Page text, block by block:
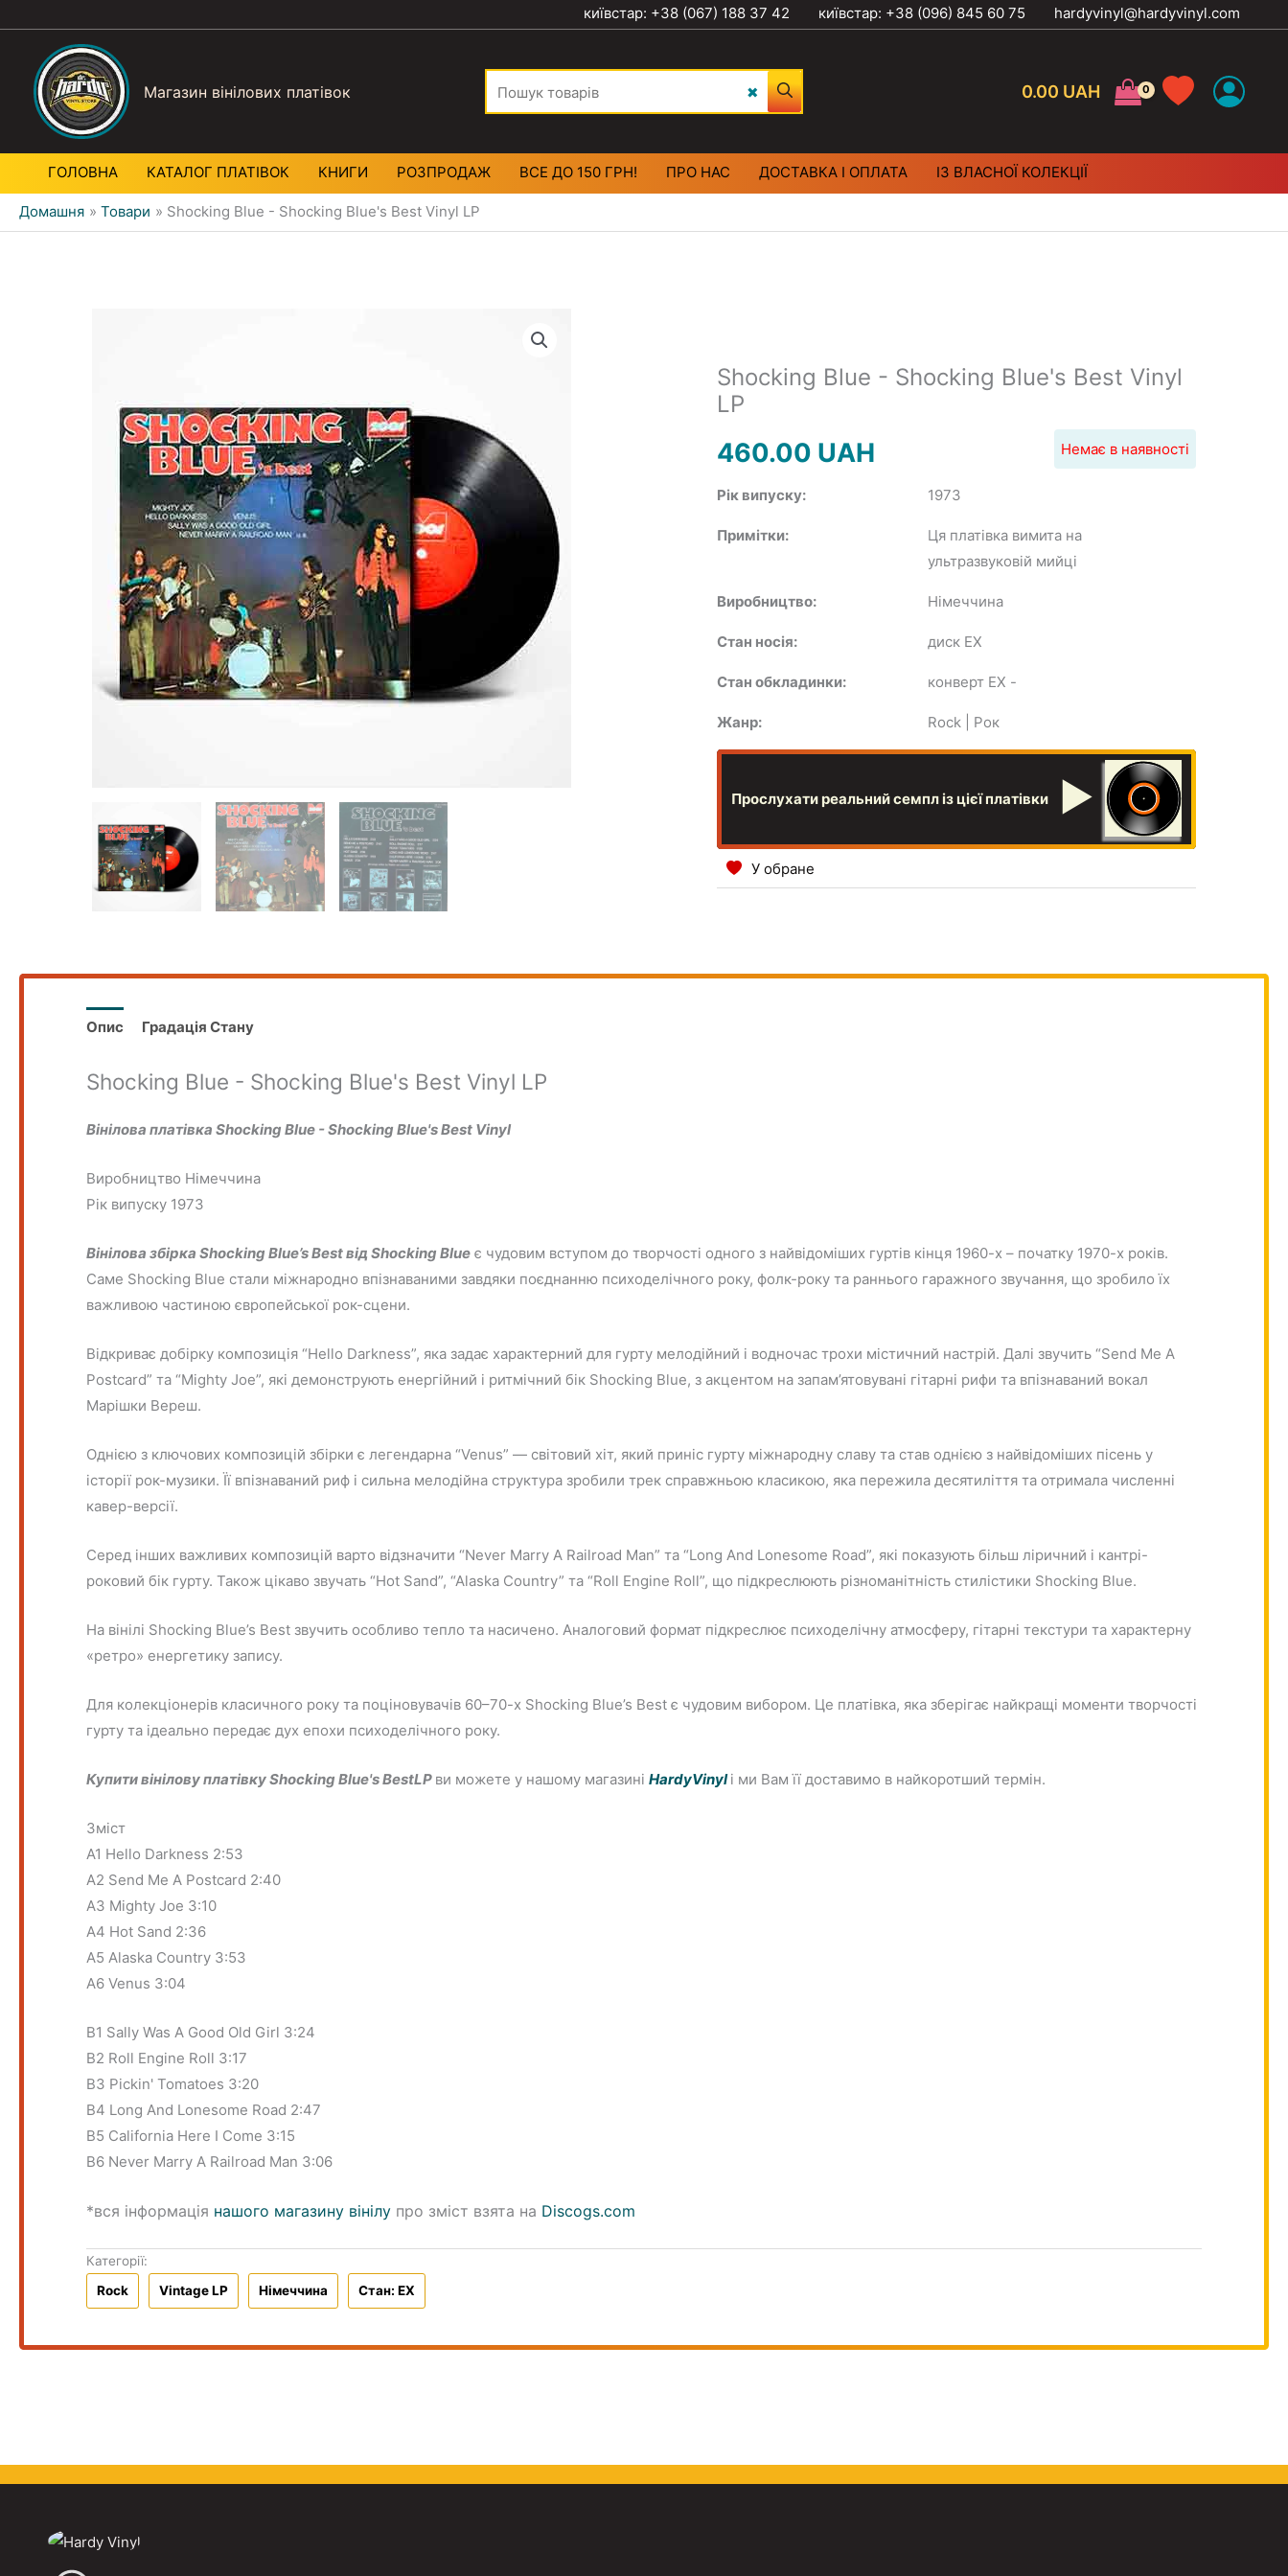
київстар: +38 (067) 188 37 42 київстар: +38 (096) 845 60 75 hardyvinyl@hardyvinyl.com
Магазин вінілових платівок 0.00 UAH
ГОЛОВНА КАТАЛОГ ПЛАТIВОК КНИГИ РОЗПРОДАЖ ВСЕ ДО 150 ГРН! ПРО НАС ДОСТАВКА І ОПЛАТА ІЗ ВЛАСНОЇ КОЛЕКЦІЇ
Домашня Товари Shocking Blue - Shocking Blue's Best Vinyl LP
Shocking Blue - Shocking Blue's Best Vinyl
LP
460.00 UAH Немає в наявності
Рік випуску: 1973
Примітки:
Ця платівка вимита на
ультразвуковій мийці
Виробництво: Німеччина
Стан носія: диск EX
Стан обкладинки: конверт EX -
Жанр: Rock | Рок
Прослухати реальний семпл із цієї платівки ▶
У обране
Опис Градація Стану
Shocking Blue - Shocking Blue's Best Vinyl LP
Вінілова платівка Shocking Blue - Shocking Blue's Best Vinyl
Виробництво Німеччина
Рік випуску 1973
Вінілова збірка Shocking Blue’s Best від Shocking Blue є чудовим вступом до творчості одного з найвідоміших гуртів кінця 1960-х – початку 1970-х років.
Саме Shocking Blue стали міжнародно впізнаваними завдяки поєднанню психоделічного року, фолк-року та раннього гаражного звучання, що зробило їх
важливою частиною європейської рок-сцени.
Відкриває добірку композиція “Hello Darkness”, яка задає характерний для гурту мелодійний і водночас трохи містичний настрій. Далі звучить “Send Me A
Postcard” та “Mighty Joe”, які демонструють енергійний і ритмічний бік Shocking Blue, з акцентом на запам’ятовувані гітарні рифи та впізнаваний вокал
Марішки Вереш.
Однією з ключових композицій збірки є легендарна “Venus” — світовий хіт, який приніс гурту міжнародну славу та став однією з найвідоміших пісень у
історії рок-музики. Її впізнаваний риф і сильна мелодійна структура зробили трек справжньою класикою, яка пережила десятиліття та отримала численні
кавер-версії.
Серед інших важливих композицій варто відзначити “Never Marry A Railroad Man” та “Long And Lonesome Road”, які показують більш ліричний і кантрі-
роковий бік гурту. Також цікаво звучать “Hot Sand”, “Alaska Country” та “Roll Engine Roll”, що підкреслюють різноманітність стилістики Shocking Blue.
На вінілі Shocking Blue’s Best звучить особливо тепло та насичено. Аналоговий формат підкреслює психоделічну атмосферу, гітарні текстури та характерну
«ретро» енергетику запису.
Для колекціонерів класичного року та поціновувачів 60–70-х Shocking Blue’s Best є чудовим вибором. Це платівка, яка зберігає найкращі моменти творчості
гурту та ідеально передає дух епохи психоделічного року.
Купити вінілову платівку Shocking Blue's BestLP ви можете у нашому магазиніHardyVinyl і ми Вам її доставимо в найкоротший термін.
Зміст
A1 Hello Darkness 2:53
A2 Send Me A Postcard 2:40
A3 Mighty Joe 3:10
A4 Hot Sand 2:36
A5 Alaska Country 3:53
A6 Venus 3:04
B1 Sally Was A Good Old Girl 3:24
B2 Roll Engine Roll 3:17
B3 Pickin' Tomatoes 3:20
B4 Long And Lonesome Road 2:47
B5 California Here I Come 3:15
B6 Never Marry A Railroad Man 3:06
*вся інформація нашого магазину вінілу про зміст взята на Discogs.com
Категорії:
Rock
Vintage LP Німеччина Стан: EX